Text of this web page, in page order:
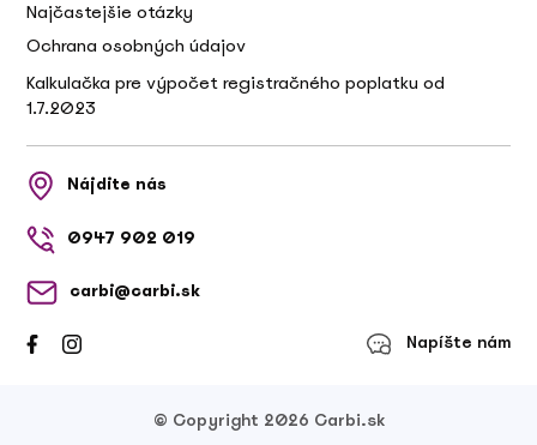
Najčastejšie otázky
Ochrana osobných údajov
Kalkulačka pre výpočet registračného poplatku od
1.7.2023
Nájdite nás
0947 902 019
carbi@carbi.sk
Napíšte nám
© Copyright 2026 Carbi.sk